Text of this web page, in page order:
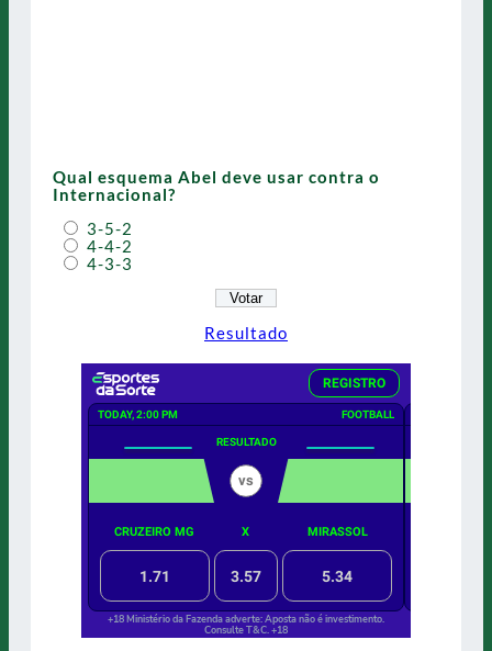
Qual esquema Abel deve usar contra o
Internacional?
3-5-2
4-4-2
4-3-3
Resultado